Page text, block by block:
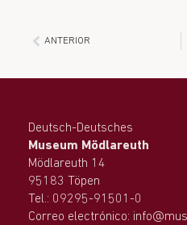
ANTERIOR
Deutsch-Deutsches
Museum Mödlareuth
Mödlareuth 14
95183 Töpen
Tel.: 09295-91501-0
Correo electrónico: